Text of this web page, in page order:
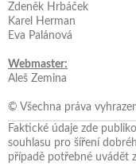
Zdeněk Hrbáček
Karel Herman
Eva Palánová
Webmaster:
Aleš Zemina
© Všechna práva
Faktické údaje zde
souhlasu pro šíření
případě potřebné uvádět